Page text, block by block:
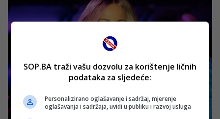
SOP.BA traži vašu dozvolu za korištenje ličnih
podataka za sljedeće:
Personalizirano oglašavanje i sadržaj, mjerenje
oglašavanja i sadržaja, uvidi u publiku i razvoj usluga